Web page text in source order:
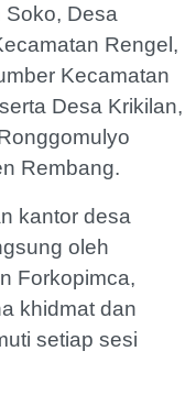
Soko, Desa
Rengel,
Kecamatan
Desa Krikilan,
Rembang.
kantor desa
oleh
Forkopimca,
khidmat dan
setiap sesi